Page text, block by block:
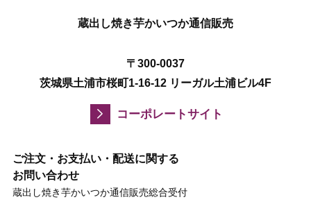
蔵出し焼き芋かいつか通信販売
〒300-0037
茨城県土浦市桜町1-16-12 リーガル土浦ビル4F
コーポレートサイト
ご注文・お支払い・配送に関する
お問い合わせ
蔵出し焼き芋かいつか通信販売総合受付